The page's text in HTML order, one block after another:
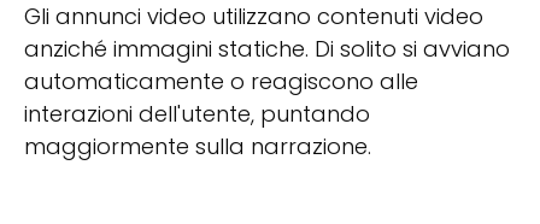
Gli annunci video utilizzano contenuti video
anziché immagini statiche. Di solito si avviano
automaticamente o reagiscono alle
interazioni dell'utente, puntando
maggiormente sulla narrazione.